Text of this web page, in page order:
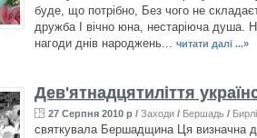
буде, що потрібно, Без чого не
дружба І вічно юна, нестаріюча душа.
нагоди днів народжень... читати далі ...»
Дев'ятнадцятиліття
27 Серпня 2010 р / Заходи / Бершадь /
святкувала Бершадщина Ця визначна